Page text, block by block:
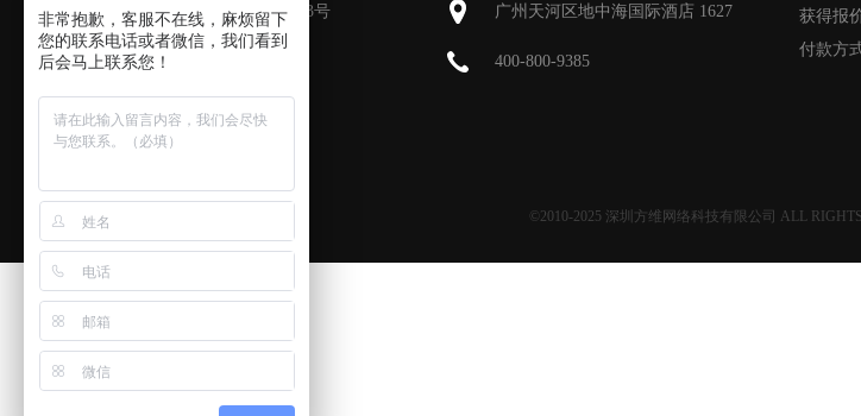
深圳福田区深南大道6013号
中国有色大厦713-715
广州天河区地中海国际酒店 1627
400-800-9385
获得报
付款方
©2010-2025 深圳方维网络科技有限公司 ALL
非常抱歉，客服不在线，麻烦留下
您的联系电话或者微信，我们看到
后会马上联系您！